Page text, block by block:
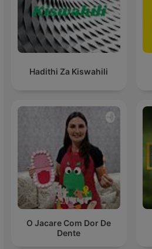
Hadithi Za Kiswahili
O Jacare Com Dor De
Dente